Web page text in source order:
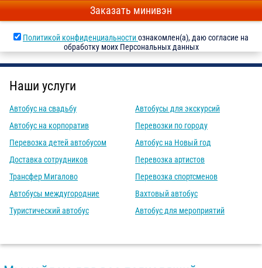
Заказать минивэн
Политикой конфиденциальностиознакомлен(а), даю согласие на
обработку моих Персональных данных
Наши услуги
Автобус на свадьбу
Автобус на корпоратив
Перевозка детей автобусом
Доставка сотрудников
Трансфер Мигалово
Автобусы междугородние
Туристический автобус
Автобусы для экскурсий
Перевозки по городу
Автобус на Новый год
Перевозка артистов
Перевозка спортсменов
Вахтовый автобус
Автобус для мероприятий